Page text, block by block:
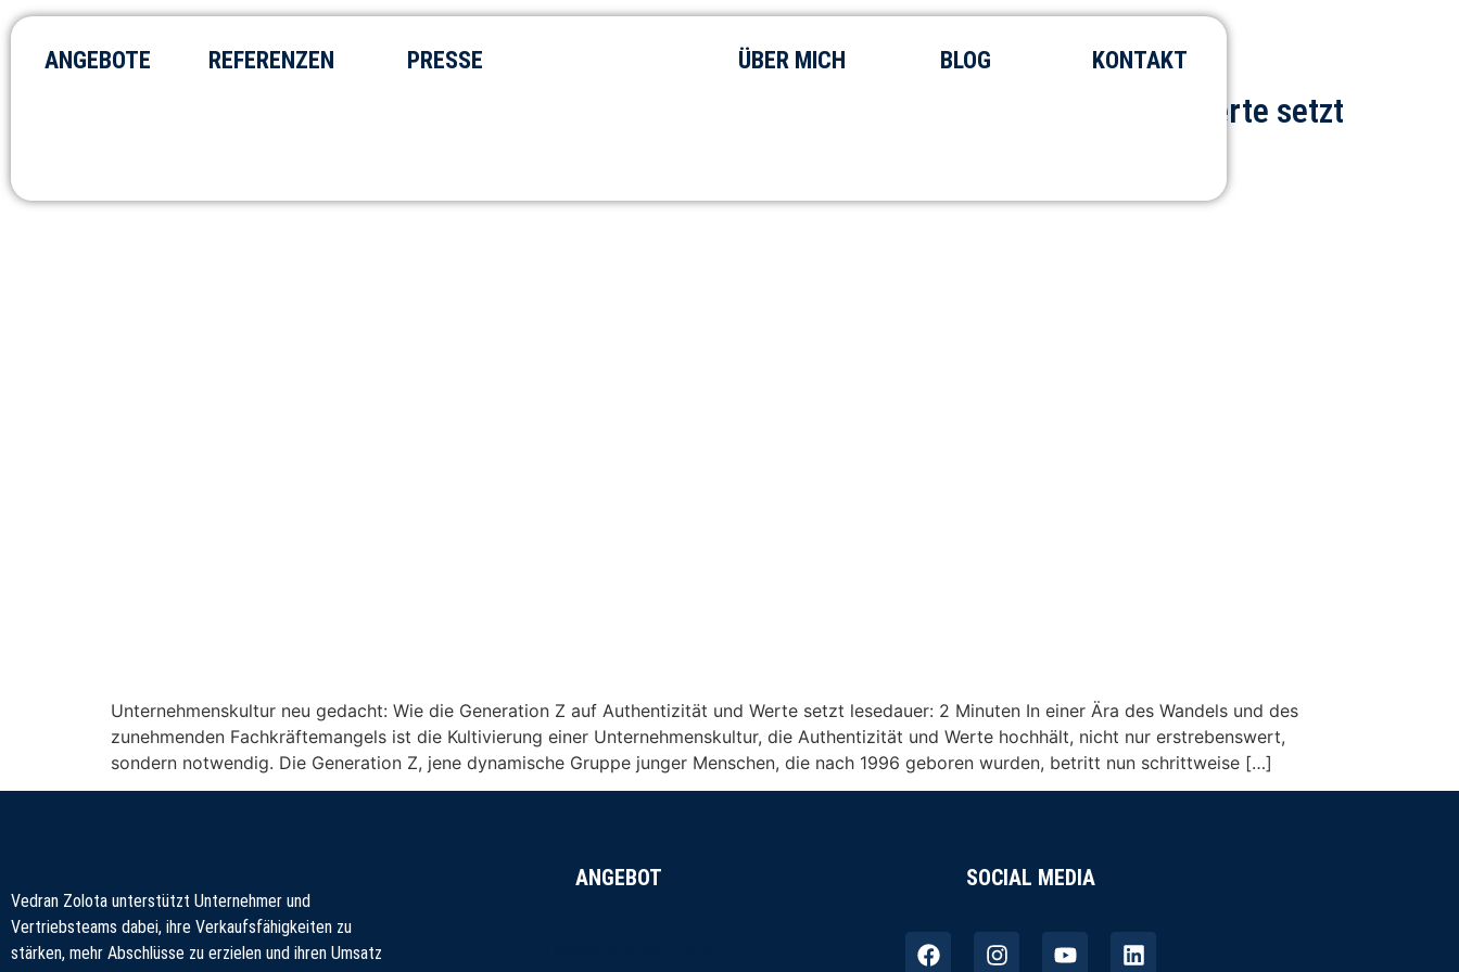
ANGEBOTE REFERENZEN PRESSE ÜBER MICH BLOG KONTAKT
Unternehmenskultur neu gedacht: Wie die Generation Z auf Authentizität und Werte setzt
Unternehmenskultur neu gedacht: Wie die Generation Z auf Authentizität und Werte setzt lesedauer: 2 Minuten In einer Ära des Wandels und des
zunehmenden Fachkräftemangels ist die Kultivierung einer Unternehmenskultur, die Authentizität und Werte hochhält, nicht nur erstrebenswert,
sondern notwendig. Die Generation Z, jene dynamische Gruppe junger Menschen, die nach 1996 geboren wurden, betritt nun schrittweise […]
Vedran Zolota unterstützt Unternehmer und
Vertriebsteams dabei, ihre Verkaufsfähigkeiten zu
stärken, mehr Abschlüsse zu erzielen und ihren Umsatz
ANGEBOT SOCIAL MEDIA